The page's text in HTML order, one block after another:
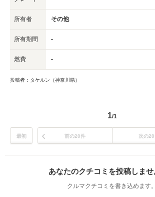
所有者 その他
所有期間 -
燃費 -
投稿者：タケルン（神奈川県）
1/1
最初 前の20件 次の
あなたのクチコミを投稿しませ
クルマクチコミを書き込めます。